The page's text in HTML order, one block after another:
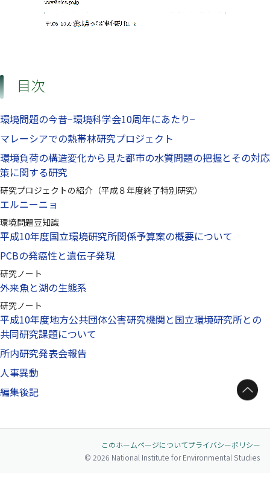
目次
環境問題の今昔−環境科学会10周年にあたり−
マレーシアでの熱帯林研究プロジェクト
環境負荷の構造変化から見た都市の水質問題の把握とその対応
策に関する研究
研究プロジェクトの紹介（平成８年度終了特別研究）
エルニーニョ
環境問題豆知識
平成10年度国立環境研究所関係予算案の概要について
PCBの発癌性と遺伝子発現
研究ノート
外来魚と湖の生態系
研究ノート
平成10年度地方公共団体公害研究機関と国立環境研究所との
共同研究課題について
所内研究発表会報告
人事異動
編集後記
ページトップへ
このホームページについてプライバシーポリシー
© 2026 National Institute for Environmental Studies